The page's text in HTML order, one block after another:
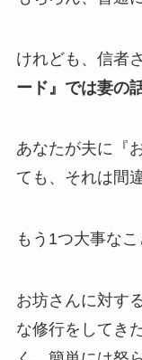
けれども、信者
ード』では妻の
あなたが夫に『
ても、それは間
もう1つ大事なこ
お坊さんに対す
な修行をしてき